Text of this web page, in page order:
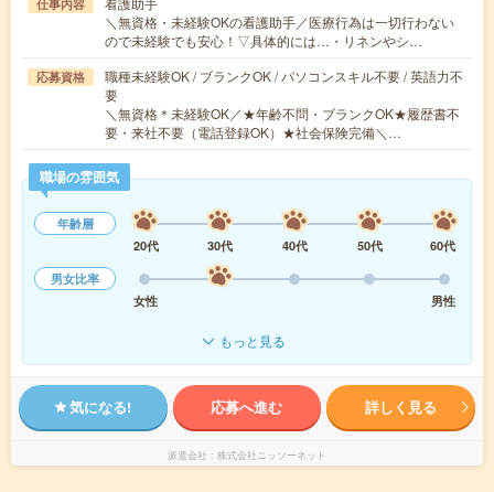
仕事内容
＼無資格・未経験OKの看護助手／医療行為は一切行わない
ので未経験でも安心！▽具体的には…・リネンやシ…
応募資格
職種未経験OK / ブランクOK / パソコンスキル不要 / 英語力不
要
＼無資格＊未経験OK／★年齢不問・ブランクOK★履歴書不
要・来社不要（電話登録OK）★社会保険完備＼…
職場の雰囲気
年齢層
20代
30代 40代 50代
60代
男女比率
女性
男性
もっと見る
気になる! 応募へ進む 詳しく見る
派遣会社 株式会社ニッソーネット